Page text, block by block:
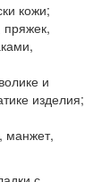
кожи;
пряжек,
и
изделия;
манжет,